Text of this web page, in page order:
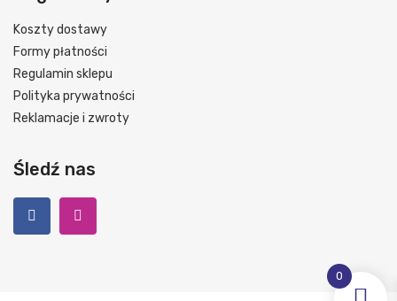
Koszty dostawy
Formy płatności
Regulamin sklepu
Polityka prywatności
Reklamacje i zwroty
Śledź nas
0